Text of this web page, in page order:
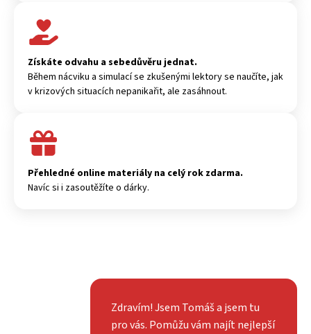
Získáte odvahu a sebedůvěru jednat.
Během nácviku a simulací se zkušenými lektory se naučíte, jak
v krizových situacích nepanikařit, ale zasáhnout.
Přehledné online materiály na celý rok zdarma.
Navíc si i zasoutěžíte o dárky.
Zdravím! Jsem Tomáš a jsem tu
pro vás. Pomůžu vám najít nejlepší